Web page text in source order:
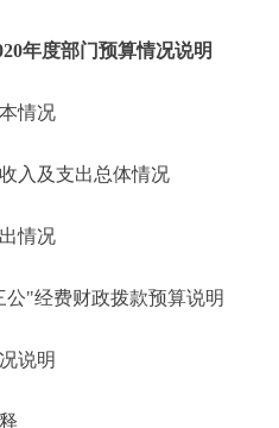
服务
服务
年度部门预算情况说明
情况
及支出总体情况
情况
"经费财政拨款预算说明
说明